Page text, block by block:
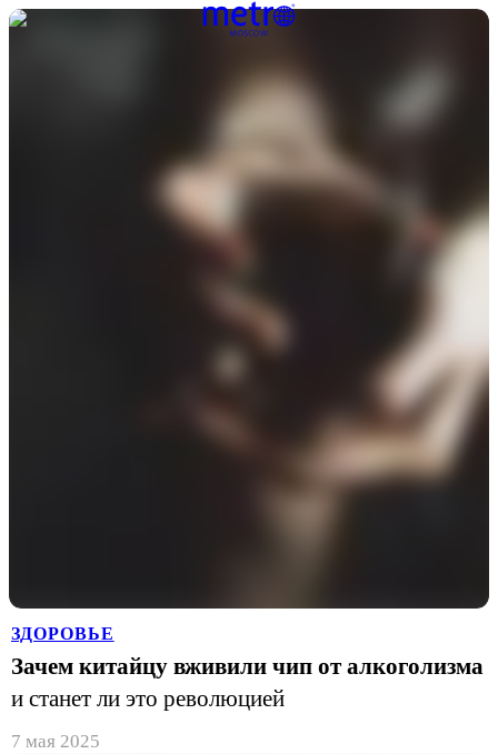
ЗДОРОВЬЕ
Зачем китайцу вживили чип от алкоголизма
и станет ли это революцией
7 мая 2025